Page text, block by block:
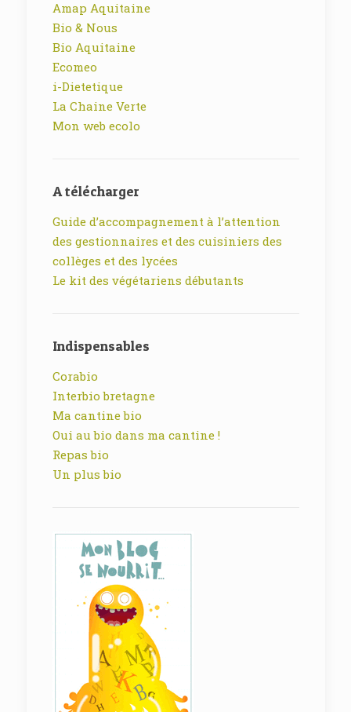
Amap Aquitaine
Bio & Nous
Bio Aquitaine
Ecomeo
i-Dietetique
La Chaine Verte
Mon web ecolo
A télécharger
Guide d’accompagnement à l’attention
des gestionnaires et des cuisiniers des
collèges et des lycées
Le kit des végétariens débutants
Indispensables
Corabio
Interbio bretagne
Ma cantine bio
Oui au bio dans ma cantine !
Repas bio
Un plus bio